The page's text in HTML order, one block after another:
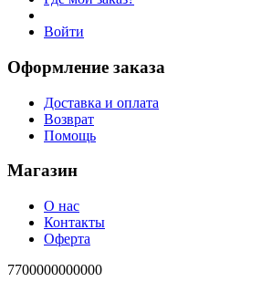
Войти
Оформление заказа
Доставка и оплата
Возврат
Помощь
Магазин
О нас
Контакты
Оферта
7700000000000